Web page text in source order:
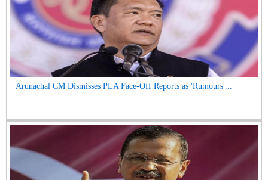
Arunachal CM Dismisses PLA Face-Off Reports as 'Rumours'...